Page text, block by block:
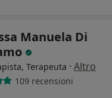
Manuela Di
Terapeuta · Altro
109 recensioni